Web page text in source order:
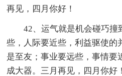
再见，四月你好！
42、运气就是机会碰巧撞
些，人际要近些，利益驱使的
是至友；事业要远些，事情要
成大器。三月再见，四月你好！